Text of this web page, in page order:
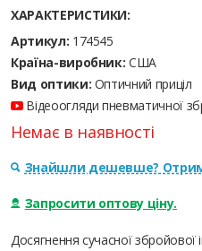
ХАРАКТЕРИСТИКИ:
Артикул: 174545
Країна-виробник: США
Вид оптики: Оптичний приціл
Відеоогляди пневматичної
Немає в наявності
Знайшли дешевше?
Запросити оптову ціну.
Досягнення сучасної збройової